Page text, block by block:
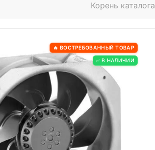
Корень каталога
🔥 ВОСТРЕБОВАННЫЙ ТОВАР
✅ В НАЛИЧИИ